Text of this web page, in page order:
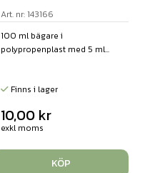
Art. nr: 143166
100 ml bägare i
polypropenplast med 5 ml...
Finns i lager
10,00 kr
exkl moms
KÖP